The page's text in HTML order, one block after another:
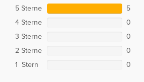
5 Sterne
5
4 Sterne
0
3 Sterne
0
2 Sterne
0
1 Stern
0